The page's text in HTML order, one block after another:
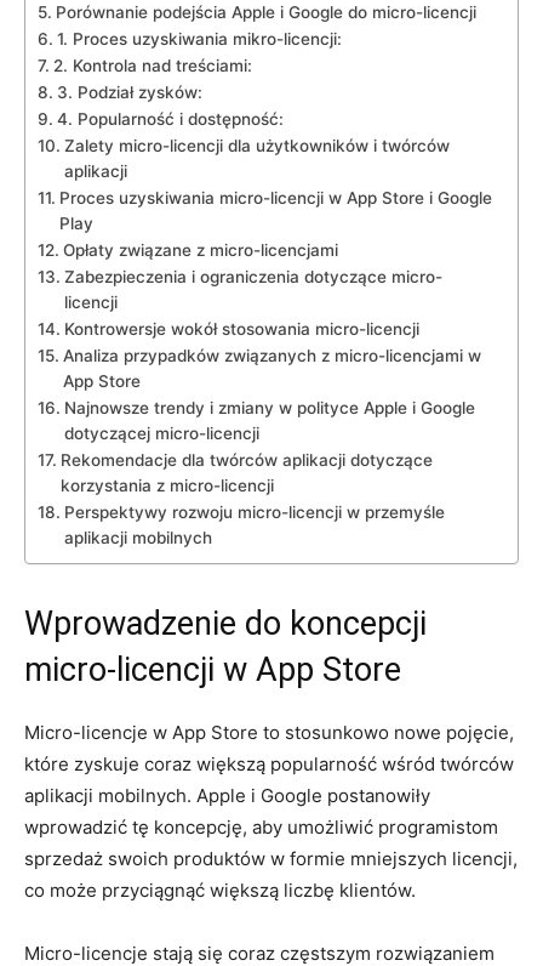
Porównanie podejścia Apple i Google do‌ micro-licencji
1. Proces uzyskiwania mikro-licencji:
2. Kontrola ‌nad treściami:
3. Podział‌ zysków:
4. Popularność i dostępność:
Zalety micro-licencji dla użytkowników i twórców
aplikacji
Proces uzyskiwania micro-licencji w App Store i Google
Play
Opłaty związane z micro-licencjami
Zabezpieczenia i ograniczenia dotyczące micro-
licencji
Kontrowersje wokół stosowania micro-licencji
Analiza przypadków związanych z micro-licencjami⁢ w
App Store
Najnowsze trendy i zmiany w polityce Apple i Google
dotyczącej micro-licencji
Rekomendacje dla twórców aplikacji dotyczące
korzystania z ⁢micro-licencji
Perspektywy rozwoju micro-licencji w przemyśle
aplikacji ‌mobilnych
Wprowadzenie do koncepcji
micro-licencji w ‍App Store
Micro-licencje w App Store to stosunkowo‌ nowe pojęcie,
które zyskuje coraz większą popularność wśród twórców
aplikacji​ mobilnych. ‌Apple i Google postanowiły
wprowadzić tę koncepcję, aby umożliwić programistom
‌sprzedaż ​swoich produktów w formie mniejszych licencji,
co⁢ może przyciągnąć większą liczbę klientów.
Micro-licencje stają się ​coraz częstszym rozwiązaniem